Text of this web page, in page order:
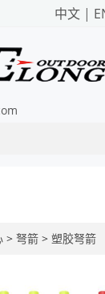
中文 |
> 弩箭 > 塑胶弩箭